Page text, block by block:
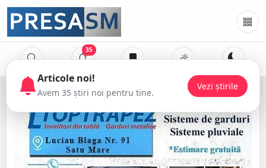
35
Articole noi!
Avem 35 știri noi pentru tine.
Vezi știrile